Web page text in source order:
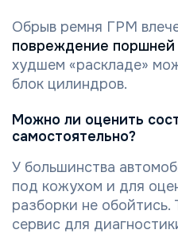
Обрыв ремня ГРМ
повреждение поршней
худшем «раскладе»
блок цилиндров.
Можно ли оценить
самостоятельно?
У большинства
под кожухом и для
разборки не
сервис для